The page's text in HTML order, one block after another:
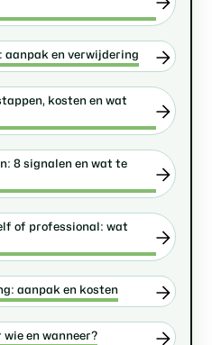
aanpak en verwijdering
kosten en wat
8 signalen en wat te
of professional: wat
aanpak en kosten
en wanneer?